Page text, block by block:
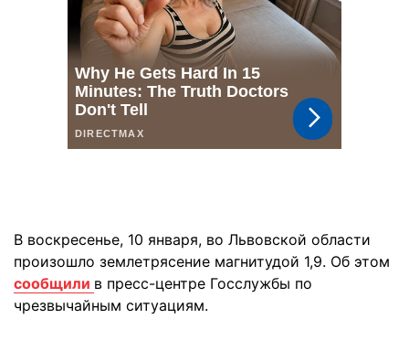
В воскресенье, 10 января, во Львовской области
произошло землетрясение магнитудой 1,9. Об этом
сообщили в пресс-центре Госслужбы по
чрезвычайным ситуациям.